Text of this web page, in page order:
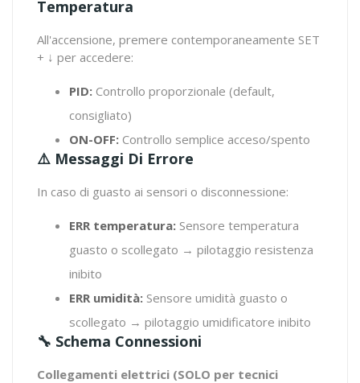
Temperatura
All'accensione, premere contemporaneamente SET
+ ↓ per accedere:
PID: Controllo proporzionale (default,
consigliato)
ON-OFF: Controllo semplice acceso/spento
⚠️ Messaggi Di Errore
In caso di guasto ai sensori o disconnessione:
ERR temperatura: Sensore temperatura
guasto o scollegato → pilotaggio resistenza
inibito
ERR umidità: Sensore umidità guasto o
scollegato → pilotaggio umidificatore inibito
🔧 Schema Connessioni
Collegamenti elettrici (SOLO per tecnici